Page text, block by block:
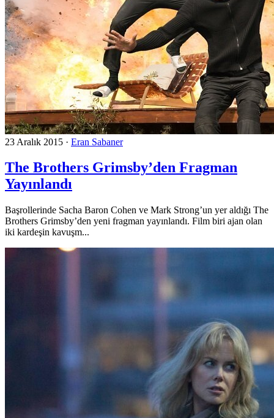
23 Aralık 2015 · Eran Sabaner
The Brothers Grimsby’den Fragman
Yayınlandı
Başrollerinde Sacha Baron Cohen ve Mark Strong’un yer aldığı The
Brothers Grimsby’den yeni fragman yayınlandı. Film biri ajan olan
iki kardeşin kavuşm...